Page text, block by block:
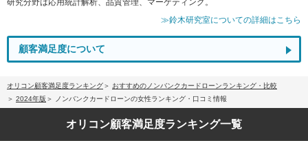
≫鈴木研究室についての詳細はこちら
顧客満足度について
オリコン顧客満足度ランキング
おすすめのノンバンクカードローンランキング・比較
2024年版
ノンバンクカードローンの女性ランキング・口コミ情報
オリコン顧客満足度ランキング一覧